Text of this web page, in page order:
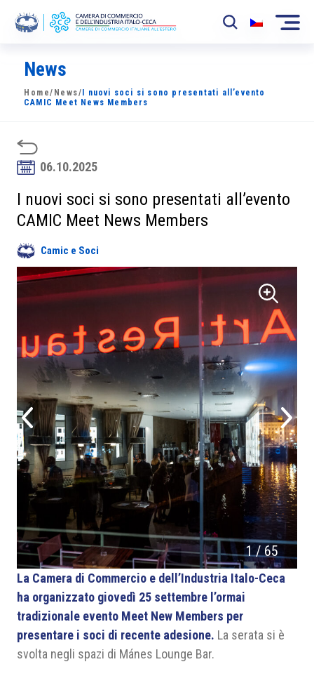
La Camera
News
Sviluppo Mercato
Soci
Partner
Progetti
Area riservata
News
Home/ News/ I nuovi soci si sono presentati all’evento
CAMIC Meet News Members
06.10.2025
I nuovi soci si sono presentati all’evento
CAMIC Meet News Members
Camic e Soci
1/65
La Camera di Commercio e dell’Industria Italo-Ceca
ha organizzato giovedì 25 settembre l’ormai
tradizionale evento Meet New Members per
presentare i soci di recente adesione. La serata si è
svolta negli spazi di Mánes Lounge Bar.